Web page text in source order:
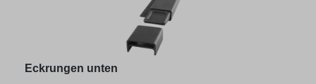
Eckrungen unten